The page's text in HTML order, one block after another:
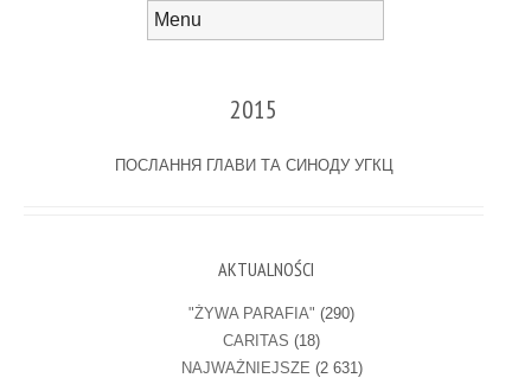
2015
ПОСЛАННЯ ГЛАВИ ТА СИНОДУ УГКЦ
AKTUALNOŚCI
"ŻYWA PARAFIA" (290)
CARITAS (18)
NAJWAŻNIEJSZE (2 631)